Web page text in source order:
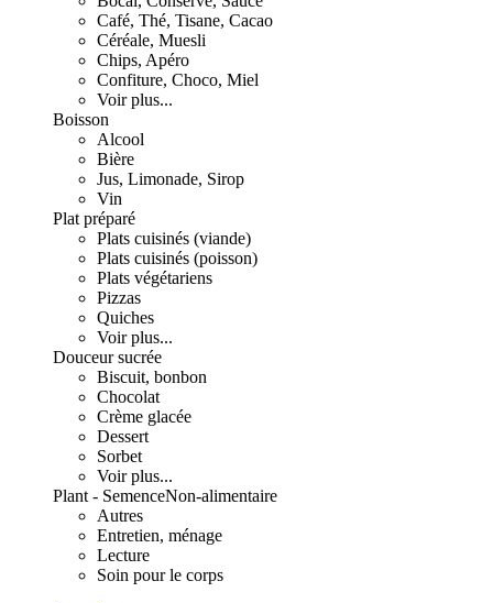
Café, Thé, Tisane, Cacao
Céréale, Muesli
Chips, Apéro
Confiture, Choco, Miel
Voir plus...
Boisson
Alcool
Bière
Jus, Limonade, Sirop
Vin
Plat préparé
Plats cuisinés (viande)
Plats cuisinés (poisson)
Plats végétariens
Pizzas
Quiches
Voir plus...
Douceur sucrée
Biscuit, bonbon
Chocolat
Crème glacée
Dessert
Sorbet
Voir plus...
Plant - SemenceNon-alimentaire
Autres
Entretien, ménage
Lecture
Soin pour le corps